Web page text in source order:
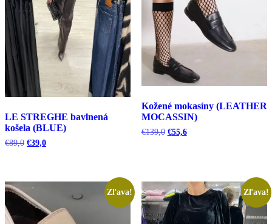
LE STREGHE bavlnená
košela (BLUE)
€89,0 Pôvodná
€39,0Aktuálna
Kožené mokasíny (LEATHER
MOCASSIN)
€139,0 Pôvodná
€55,6Aktuálna
Zľava! Zľava!